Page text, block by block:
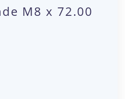
M8 x 72.00